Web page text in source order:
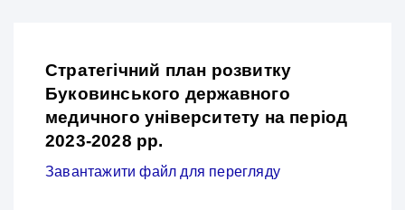
Стратегічний план розвитку
Буковинського державного
медичного університету на період
2023-2028 рр.
Завантажити файл для перегляду